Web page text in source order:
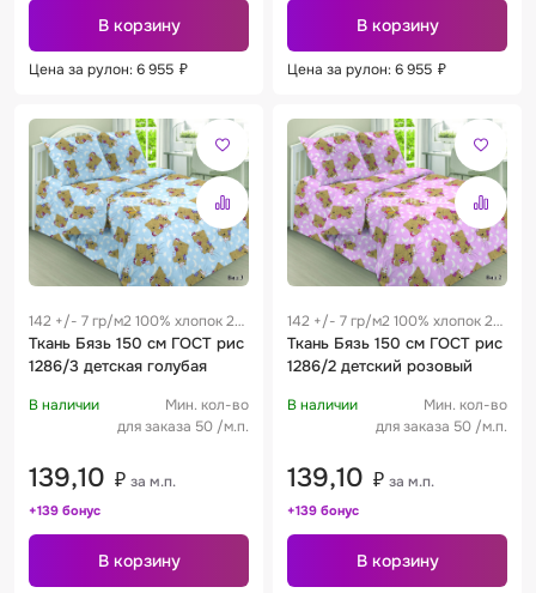
В корзину
Цена за рулон: 6 955 ₽
В корзину
Цена за рулон: 6 955 ₽
142 +/- 7 гр/м2 100% хлопок 28
см
Ткань Бязь 150 см ГОСТ рис
1286/3 детская голубая
В наличии
Мин. кол-во
для заказа 50 /м.п.
139,10 ₽ за м.п.
+139 бонус
В корзину
142 +/- 7 гр/м2 100% хлопок 28
см
Ткань Бязь 150 см ГОСТ рис
1286/2 детский розовый
В наличии
Мин. кол-во
для заказа 50 /м.п.
139,10 ₽ за м.п.
+139 бонус
В корзину